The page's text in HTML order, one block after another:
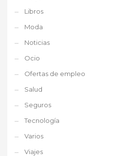
Libros
Moda
Noticias
Ocio
Ofertas de empleo
Salud
Seguros
Tecnología
Varios
Viajes